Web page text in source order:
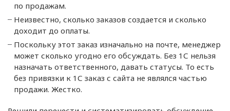
по продажам.
Неизвестно, сколько заказов создается и сколько
доходит до оплаты.
Поскольку этот заказ изначально на почте, менеджер
может сколько угодно его обсуждать. Без 1С нельзя
назначать ответственного, давать статусы. То есть
без привязки к 1С заказ с сайта не являлся частью
продажи. Жестко.